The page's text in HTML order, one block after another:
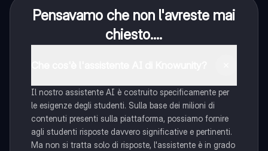
Pensavamo che non l'avreste mai
chiesto....
Il nostro assistente AI è costruito specificamente per
le esigenze degli studenti. Sulla base dei milioni di
contenuti presenti sulla piattaforma, possiamo fornire
agli studenti risposte davvero significative e pertinenti.
Ma non si tratta solo di risposte, l'assistente è in grado